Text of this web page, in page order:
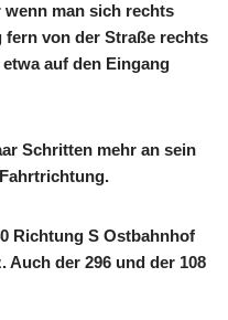
wenn man sich rechts
fern von der Straße rechts
auf den Eingang
Schritten mehr an sein
Richtung S Ostbahnhof
Auch der 296 und der 108